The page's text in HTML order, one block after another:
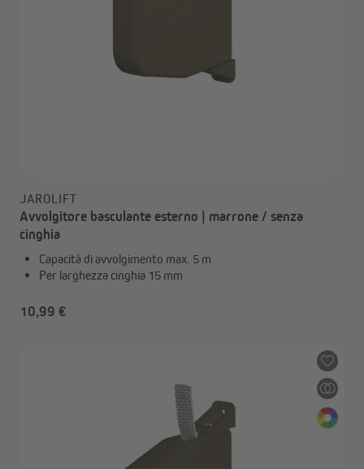
JAROLIFT
Avvolgitore basculante esterno | marrone / senza
cinghia
Capacità di avvolgimento max. 5 m
Per larghezza cinghia 15 mm
10,99 €